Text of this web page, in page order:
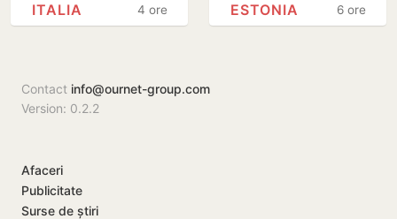
ambulanța ar fi4 ore
ITALIA
Moldova și-a
6 ore
ESTONIA
Contact info@ournet-group.com
Version: 0.2.2
Afaceri
Publicitate
Surse de știri